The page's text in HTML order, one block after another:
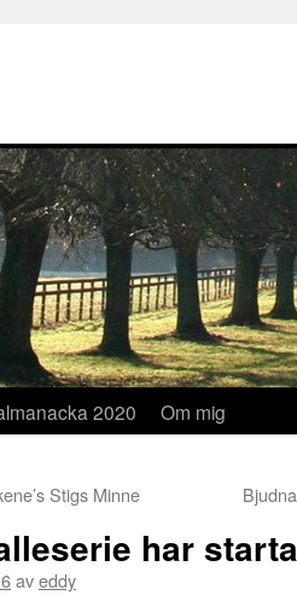
2020 Om mig
Stigs Minne
har
aveddy